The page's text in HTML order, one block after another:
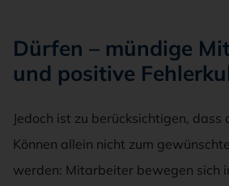
Dürfen – mündige
und positive
Jedoch ist zu berücksichtigen, dass
Können allein nicht zum
werden: Mitarbeiter bewegen sich